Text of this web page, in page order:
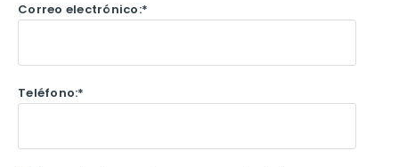
Correo electrónico:*
Teléfono:*